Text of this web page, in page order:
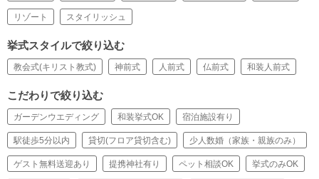
リゾート スタイリッシュ
挙式スタイルで絞り込む
教会式(キリスト教式) 神前式 人前式 仏前式 和装人前式
こだわりで絞り込む
ガーデンウエディング 和装挙式OK 宿泊施設有り
駅徒歩5分以内 貸切(フロア貸切含む) 少人数婚（家族・親族のみ）
ゲスト無料送迎あり 提携神社有り ペット相談OK 挙式のみOK